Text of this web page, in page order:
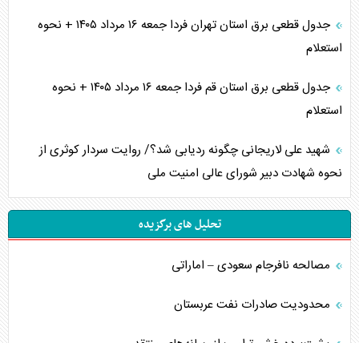
جدول قطعی برق استان تهران فردا جمعه ۱۶ مرداد ۱۴۰۵ + نحوه
استعلام
جدول قطعی برق استان قم فردا جمعه ۱۶ مرداد ۱۴۰۵ + نحوه
استعلام
شهید علی لاریجانی چگونه ردیابی شد؟/ روایت سردار کوثری از
نحوه شهادت دبیر شورای عالی امنیت ملی
تحلیل های برگزیده
مصالحه نافرجام سعودی – اماراتی
محدودیت صادرات نفت عربستان